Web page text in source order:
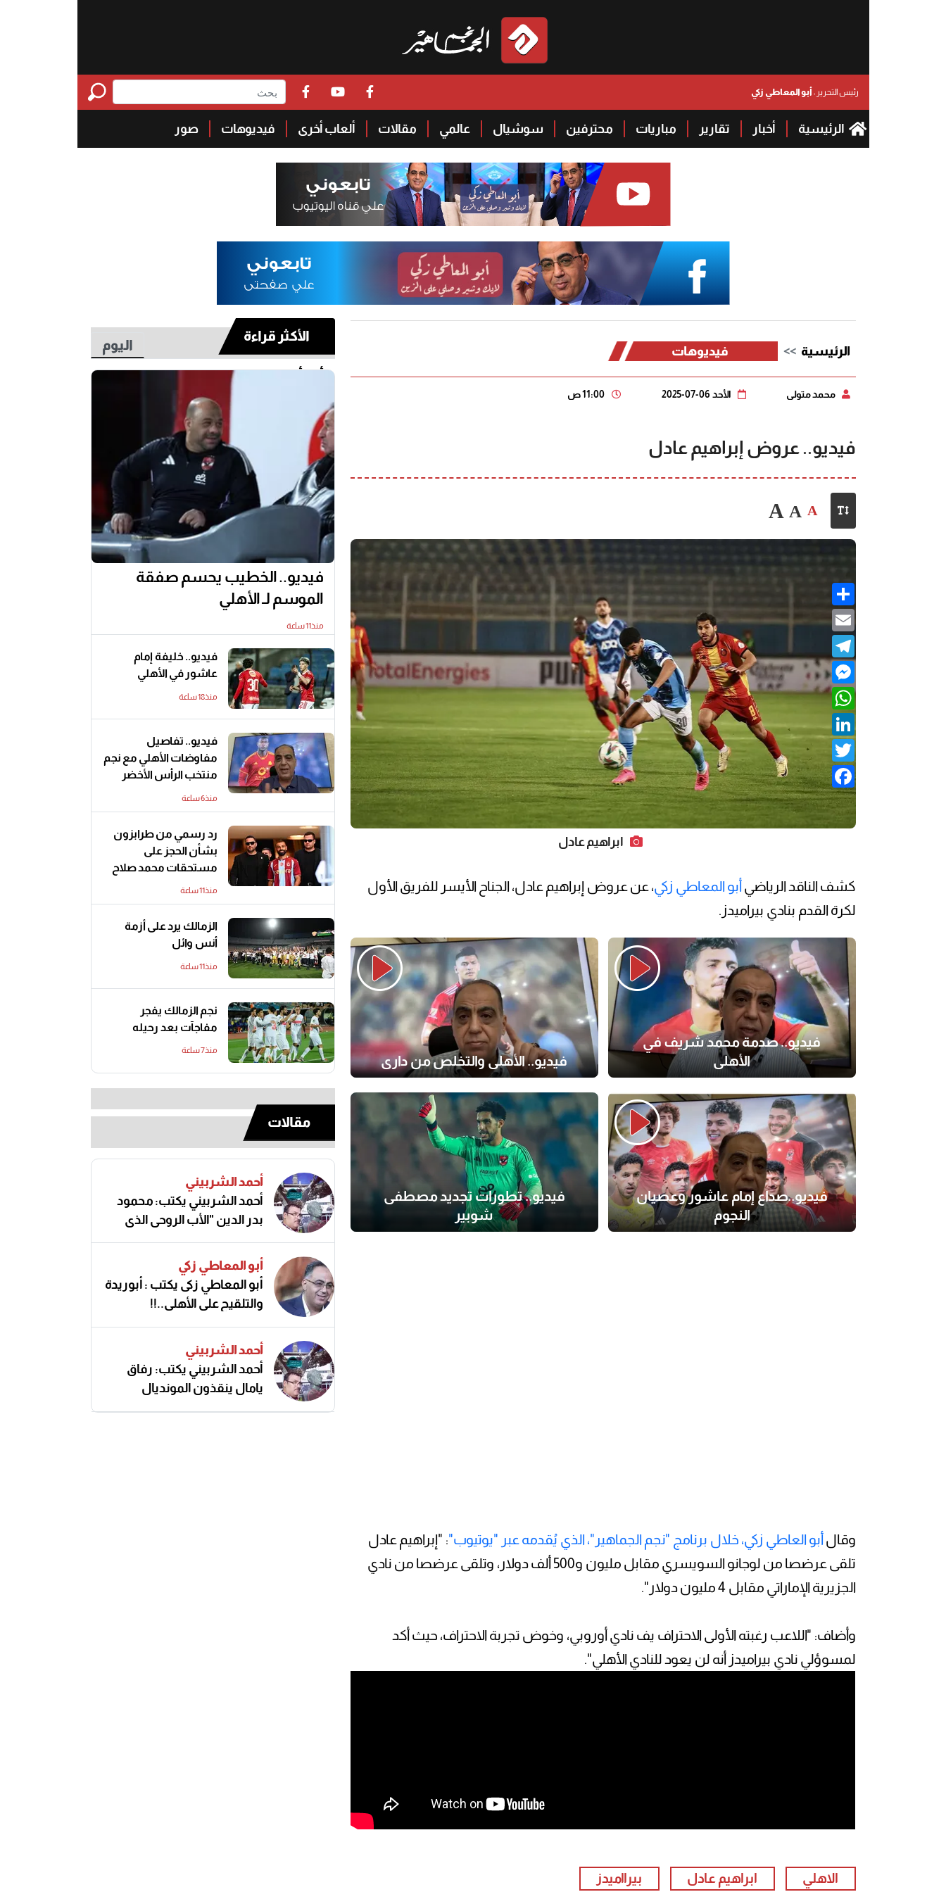
رئيس التحرير :أبو المعاطي زكي
الرئيسية أخبار تقارير مباريات محترفين سوشيال عالمي مقالات ألعاب أخرى فيديوهات صور
الرئيسية فيديوهات
محمد متولي الأحد 06-07-2025 11:00 ص
فيديو.. عروض إبراهيم عادل
A
A
A
Share
Email
Telegram
Messenger
WhatsApp
LinkedIn
Twitter
Facebook
ابراهيم عادل
كشف الناقد الرياضيأبو المعاطي زكي، عن عروض إبراهيم عادل، الجناح الأيسر للفريق الأول
لكرة القدم بنادي بيراميدز.
فيديو.. صدمة محمد شريف في
الأهلي
فيديو.. الأهلي والتخلص من داري
فيديو..صداع إمام عاشور وعصيان
النجوم
فيديو.. تطورات تجديد مصطفى
شوبير
وقال أبو العاطي زكي، خلال برنامج "نجم الجماهير"، الذي يُقدمه عبر "يوتيوب": "إبراهيم عادل
تلقى عرضصا من لوجانو السويسري مقابل مليون و500 ألف دولار، وتلقى عرضصا من نادي
الجزيرية الإماراتي مقابل 4 مليون دولار".
وأضاف: "اللاعب رغبته الأولى الاحتراف يف نادي أوروبي، وخوض تجربة الاحتراف، حيث أكد
لمسوؤلي نادي بيراميدز أنه لن يعود للنادي الأهلي".
الاهلي ابراهيم عادل بيرااميدز
الأكثر قراءة
اليوم
فيديو.. الخطيب يحسم صفقة
الموسم لـ الأهلي
منذ11 ساعة
فيديو.. خليفة إمام
عاشور في الأهلي
منذ18 ساعة
فيديو.. تفاصيل
مفاوضات الأهلي مع نجم
منتخب الرأس الأخضر
منذ6 ساعة
رد رسمي من طرابزون
بشأن الحجز على
مستحقات محمد صلاح
منذ11 ساعة
الزمالك يرد على أزمة
أنس وائل
منذ11 ساعة
نجم الزمالك يفجر
مفاجآت بعد رحيله
منذ7 ساعة
مقالات
أحمد الشربيني
أحمد الشربيني يكتب: محمود
بدر الدين "الأب الروحي الذي
أبو المعاطي زكي
أبو المعاطي زكى يكتب : أبوريدة
والتلقيح على الأهلى..!!
أحمد الشربيني
أحمد الشربيني يكتب: رفاق
يامال ينقذون المونديال